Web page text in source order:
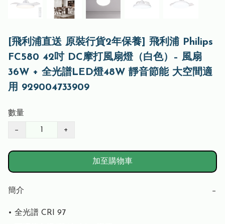
[飛利浦直送 原裝行貨2年保養] 飛利浦 Philips
FC580 42吋 DC摩打風扇燈（白色）– 風扇
36W + 全光譜LED燈48W 靜音節能 大空間適
用 929004733909
數量
− +
加至購物車
簡介 −
• 全光譜 CRI 97